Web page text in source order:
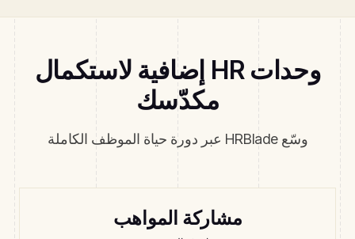
وحدات HR إضافية لاستكمال
مكدّسك
وسّع HRBlade عبر دورة حياة الموظف الكاملة
مشاركة المواهب